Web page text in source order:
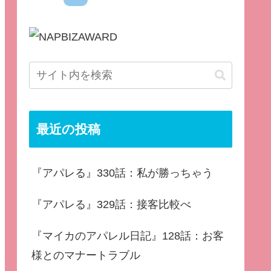
最近の投稿
『アパレる』330話：私が勝っちゃう
『アパレる』329話：接客比較べ
『マイカのアパレル日記』128話：お客
様とのマナートラブル